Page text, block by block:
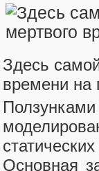
Здесь
времени на
Основная